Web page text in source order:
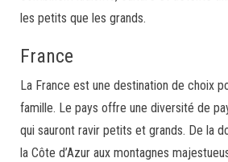
les petits que les grands.
France
La France est une destination de choix
famille. Le pays offre une diversité de
qui sauront ravir petits et grands. De la
la Côte d’Azur aux montagnes